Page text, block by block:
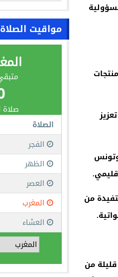
.
من
.
من
مواقيت الصلاة